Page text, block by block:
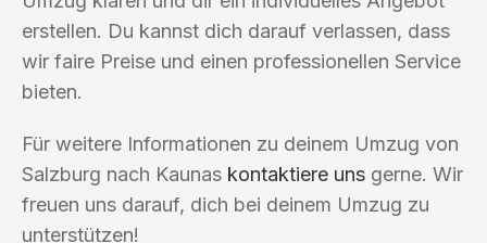
erstellen. Du kannst dich darauf verlassen, dass
wir faire Preise und einen professionellen Service
bieten.
Für weitere Informationen zu deinem Umzug von
Salzburg nach Kaunas kontaktiere uns gerne. Wir
freuen uns darauf, dich bei deinem Umzug zu
unterstützen!